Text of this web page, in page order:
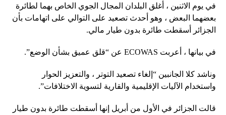
في يوم الاثنين ، أغلق البلدان المجال الجوي الخاص بهما لطائرة
بعضهما البعض ، وهو أحدث تصعيد على التوالي على اتهامات بأن
الجزائر أسقطت طائرة بدون طيار مالي.
في بيانها ، أعربت ECOWAS عن “قلق عميق بشأن الوضع”.
وناشد كلا الجانبين “إلغاء تصعيد التوتر ، والتعزيز الحوار
واستخدام الآليات الإقليمية والقارية لتسوية الاختلافات”.
قالت الجزائر في الأول من أبريل إنها أسقطت طائرة بدون طيار